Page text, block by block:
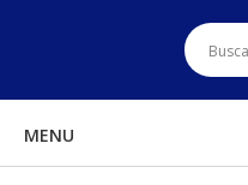
MENU